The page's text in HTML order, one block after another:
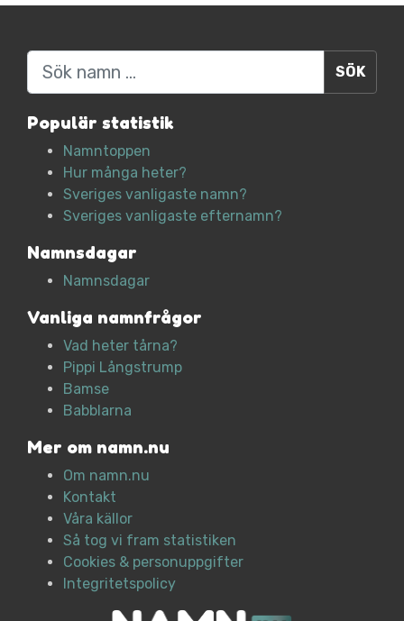
Sök
Populär statistik
Namntoppen
Hur många heter?
Sveriges vanligaste namn?
Sveriges vanligaste efternamn?
Namnsdagar
Namnsdagar
Vanliga namnfrågor
Vad heter tårna?
Pippi Långstrump
Bamse
Babblarna
Mer om namn.nu
Om namn.nu
Kontakt
Våra källor
Så tog vi fram statistiken
Cookies & personuppgifter
Integritetspolicy